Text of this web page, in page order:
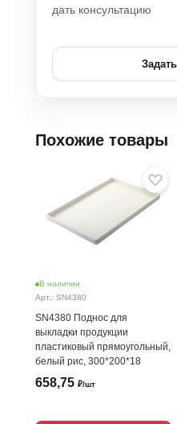
дать консультацию
Похожие товары
В наличии
Арт.: SN4380
SN4380 Поднос для
выкладки продукции
пластиковый прямоугольный,
белый рис, 300*200*18
658,75 ₽/шт